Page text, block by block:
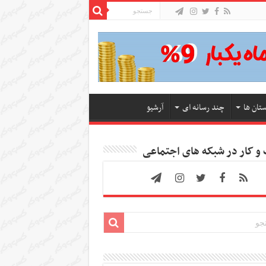
ها چند رسانه ای آرشیو
کار در شبکه های اجتماعی